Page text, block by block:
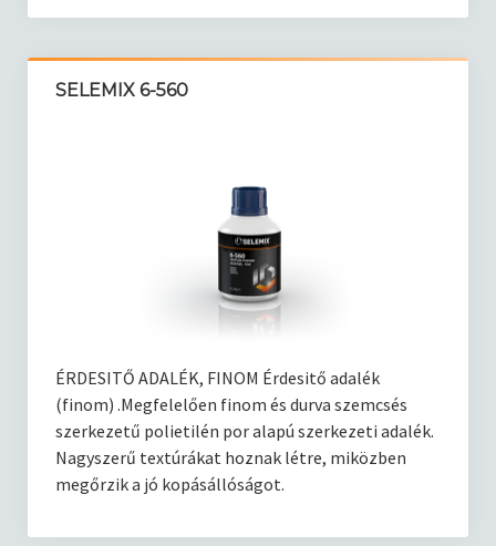
SELEMIX 6-560
ÉRDESITŐ ADALÉK, FINOM Érdesitő adalék
(finom) .Megfelelően finom és durva szemcsés
szerkezetű polietilén por alapú szerkezeti adalék.
Nagyszerű textúrákat hoznak létre, miközben
megőrzik a jó kopásállóságot.